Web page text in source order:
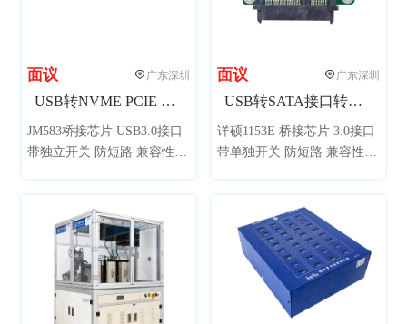
面议 广东深圳
USB转NVME PCIE M.2 NGFF接口转接板
JM583桥接芯片 USB3.0接口
带独立开关 防短路 兼容性
于NVME SSD开卡 量产测试
接上硬盘可当移动硬盘使用
面议 广东深圳
USB转SATA接口转接板（新一代主控兼容性更强）
详硕1153E 桥接芯片 3.0接口
带单独开关 防短路 兼容性
卡 接上硬盘可当移动硬盘使